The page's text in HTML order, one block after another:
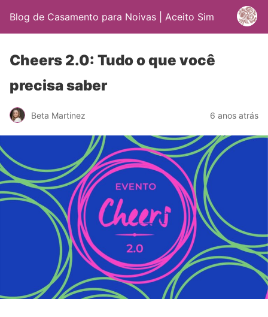
Blog de Casamento para Noivas | Aceito Sim
Cheers 2.0: Tudo o que você
precisa saber
Beta Martinez 6 anos atrás